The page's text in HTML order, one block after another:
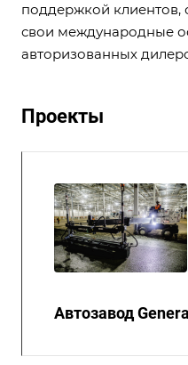
поддержкой клиентов,
свои международные
авторизованных
Проекты
Автозавод